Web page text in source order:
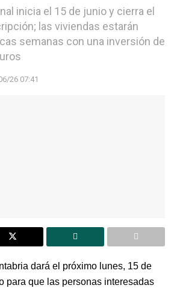
inicia el 15 de junio y cierra el
las viviendas estarán
semanas con una inversión de
26 07:41
dará el próximo lunes, 15 de
para que las personas interesadas